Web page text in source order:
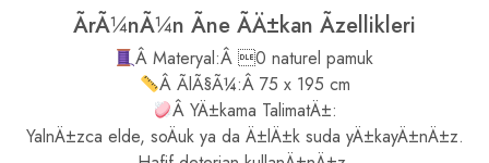
ÃrÃ¼nÃ¼n Ãne ÃÄ±kan Ãzellikleri
Â Materyal:Â 0 naturel pamuk
Â ÃlÃ§Ã¼:Â 75 x 195 cm
Â YÄ±kama TalimatÄ±:
YalnÄ±zca elde, soÄuk ya da Ä±lÄ±k suda yÄ±kayÄ±nÄ±z.